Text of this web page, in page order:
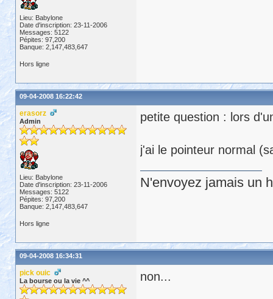
Lieu: Babylone
Date d'inscription: 23-11-2006
Messages: 5122
Pépites: 97,200
Banque: 2,147,483,647
Hors ligne
09-04-2008 16:22:42
erasorz
Admin
Lieu: Babylone
Date d'inscription: 23-11-2006
Messages: 5122
Pépites: 97,200
Banque: 2,147,483,647
petite question : lors
j'ai le pointeur normal
N'envoyez jamais un
Hors ligne
09-04-2008 16:34:31
pick ouic
La bourse ou la vie ^^ non...